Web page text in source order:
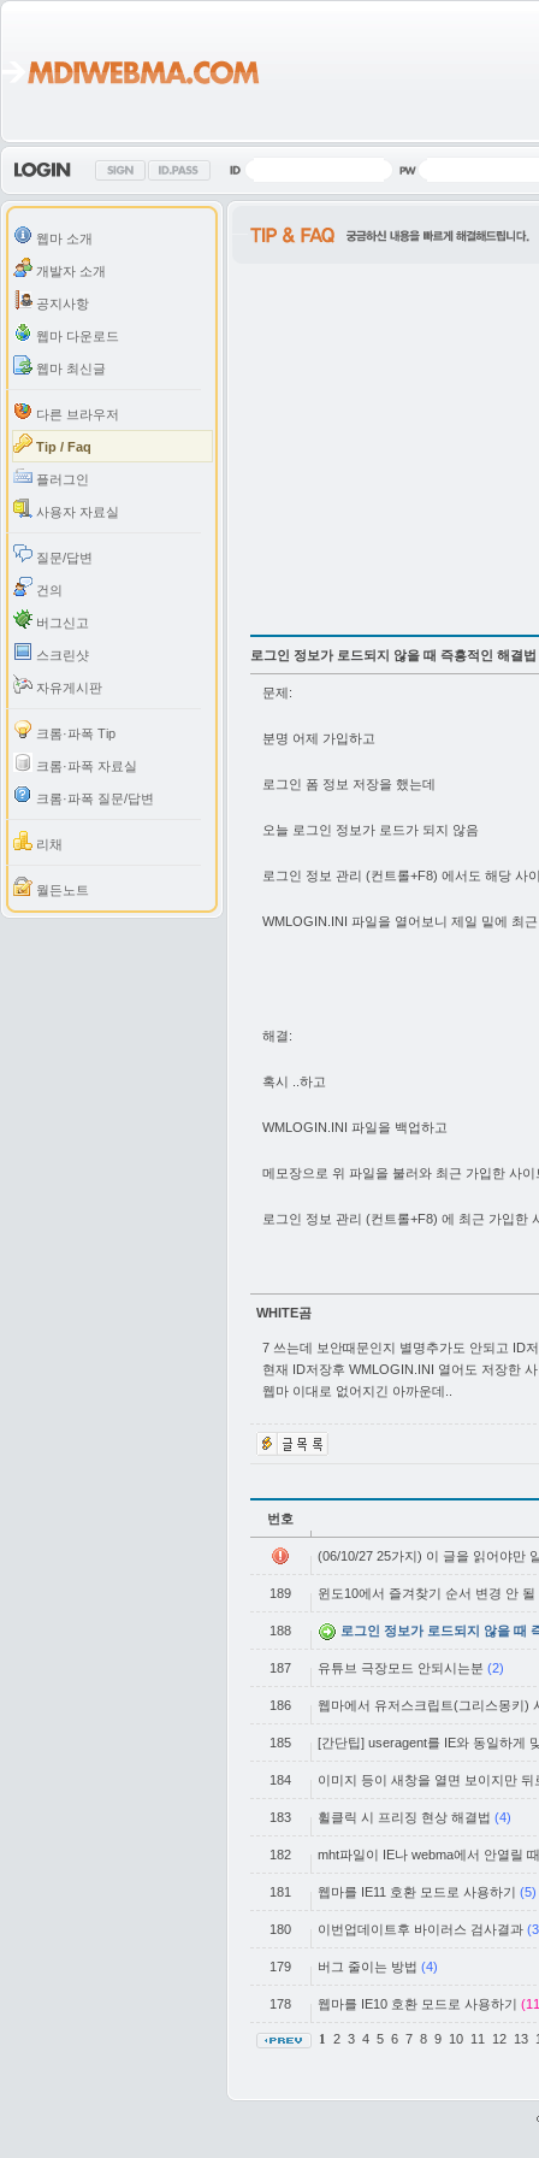
웹마 소개
개발자 소개
공지사항
웹마 다운로드
웹마 최신글
다른 브라우저
Tip / Faq
플러그인
사용자 자료실
질문/답변
건의
버그신고
스크린샷
자유게시판
크롬·파폭 Tip
크롬·파폭 자료실
크롬·파폭 질문/답변
리채
월든노트
로그인 정보가 로드되지 않을 때 즉흥적인 해결법
문제:
분명 어제 가입하고
로그인 폼 정보 저장을 했는데
오늘 로그인 정보가 로드가 되지 않음
로그인 정보 관리 (컨트롤+F8) 에서도 해당 사
WMLOGIN.INI 파일을 열어보니 제일 밑에 최
해결:
혹시 ..하고
WMLOGIN.INI 파일을 백업하고
메모장으로 위 파일을 불러와 최근 가입한 사
로그인 정보 관리 (컨트롤+F8) 에 최근 가입한
WHITE곰
7 쓰는데 보안때문인지 별명추가도 안되고 ID
현재 ID저장후 WMLOGIN.INI 열어도 저장한
웹마 이대로 없어지긴 아까운데..
번호
(06/10/27 25가지) 이 글을 읽어야만
189 윈도10에서 즐겨찾기 순서 변경 안 될
188 로그인 정보가 로드되지 않을 때
187 유튜브 극장모드 안되시는분 (2)
186 웹마에서 유저스크립트(그리스몽키)
185 [간단팁] useragent를 IE와 동일하게
184 이미지 등이 새창을 열면 보이지만
183 휠클릭 시 프리징 현상 해결법 (4)
182 mht파일이 IE나 webma에서 안열릴 때
181 웹마를 IE11 호환 모드로 사용하기 (5)
180 이번업데이트후 바이러스 검사결과
179 버그 줄이는 방법 (4)
178 웹마를 IE10 호환 모드로 사용하기
1 2 3 4 5 6 7 8 9 10 11 12 13